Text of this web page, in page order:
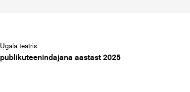
Ugala teatris
publikuteenindajana aastast 2025